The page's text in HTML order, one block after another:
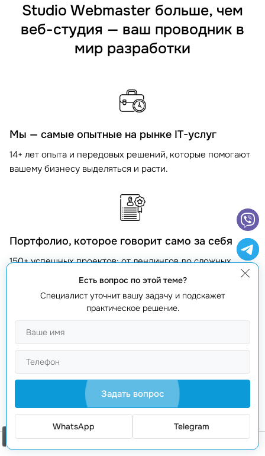
Studio Webmaster больше, чем
веб-студия — ваш проводник в
мир разработки
Мы — самые опытные на рынке IT-услуг
14+ лет опыта и передовых решений, которые помогают
вашему бизнесу выделяться и расти.
Портфолио, которое говорит само за себя
150+ успешных проектов: от лендингов до сложных
корпоративных систем.
Команда экспертов
51+ профессионалов, которые превращают идеи в
реальность с максимальной отдачей.
Есть вопрос по этой теме?
Специалист уточнит вашу задачу и подскажет
практическое решение.
Задать вопрос
WhatsApp Telegram
Заказать звонок